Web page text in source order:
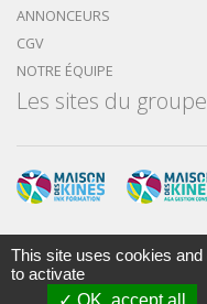
ANNONCEURS
CGV
NOTRE ÉQUIPE
Les sites du
Mentions légales
This site uses cookies
to activate
OK, accept all